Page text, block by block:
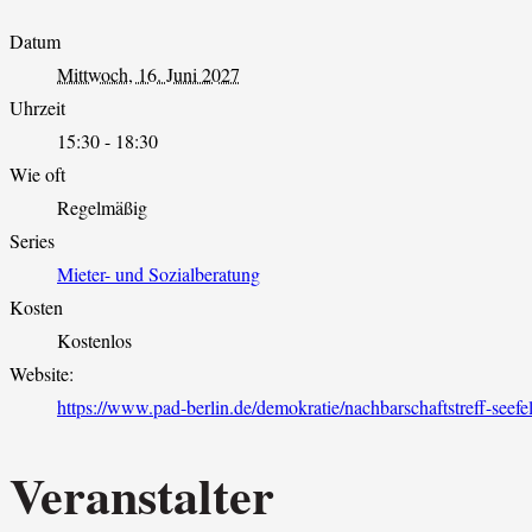
Datum
Mittwoch, 16. Juni 2027
Uhrzeit
15:30 - 18:30
Wie oft
Regelmäßig
Series
Mieter- und Sozialberatung
Kosten
Kostenlos
Website:
https://www.pad-berlin.de/demokratie/nachbarschaftstreff-
Veranstalter